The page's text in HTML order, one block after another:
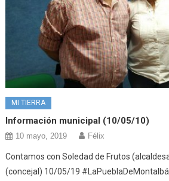
MI TIERRA
Información municipal (10/05/10)
10 mayo, 2019 Félix
Contamos con Soledad de Frutos
(concejal) 10/05/19